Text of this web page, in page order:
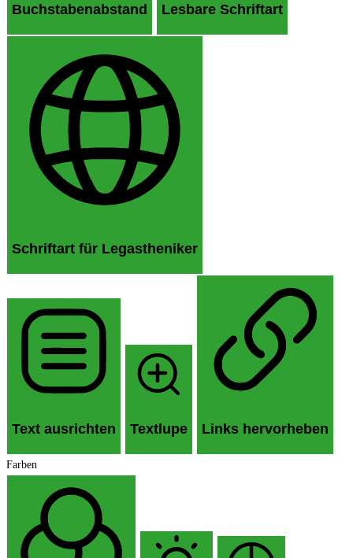
Buchstabenabstand Lesbare Schriftart
Schriftart für Legastheniker
Text ausrichten Textlupe Links hervorheben
Farben